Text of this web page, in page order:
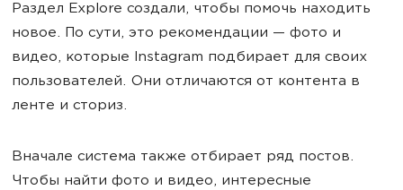
Раздел Explore создали, чтобы помочь находить
новое. По сути, это рекомендации — фото и
видео, которые Instagram подбирает для своих
пользователей. Они отличаются от контента в
ленте и сториз.
Вначале система также отбирает ряд постов.
Чтобы найти фото и видео, интересные